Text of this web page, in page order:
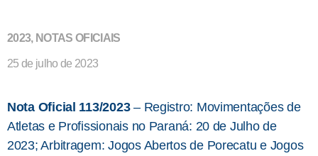
2023, NOTAS OFICIAIS
25 de julho de 2023
Nota Oficial 113/2023– Registro: Movimentações de
Atletas e Profissionais no Paraná: 20 de Julho de
2023; Arbitragem: Jogos Abertos de Porecatu e Jogos